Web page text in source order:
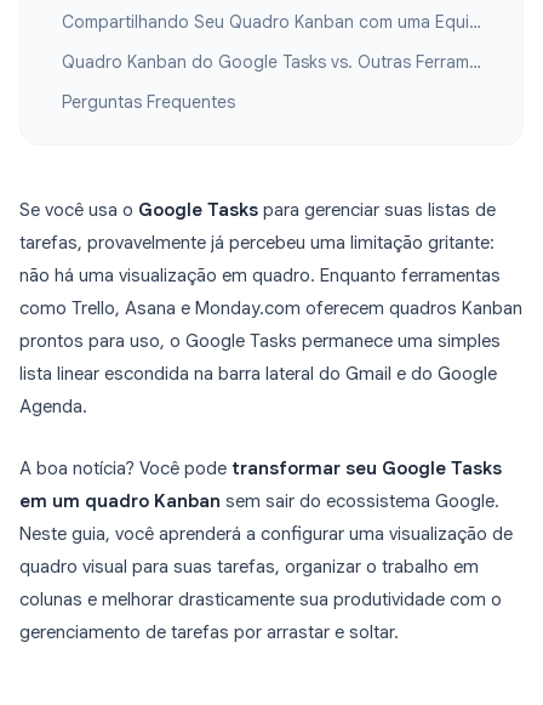
Compartilhando Seu Quadro Kanban com uma Equipe
Quadro Kanban do Google Tasks vs. Outras Ferramentas
Perguntas Frequentes
Se você usa o Google Tasks para gerenciar suas listas de
tarefas, provavelmente já percebeu uma limitação gritante:
não há uma visualização em quadro. Enquanto ferramentas
como Trello, Asana e Monday.com oferecem quadros Kanban
prontos para uso, o Google Tasks permanece uma simples
lista linear escondida na barra lateral do Gmail e do Google
Agenda.
A boa notícia? Você pode transformar seu Google Tasks
em um quadro Kanban sem sair do ecossistema Google.
Neste guia, você aprenderá a configurar uma visualização de
quadro visual para suas tarefas, organizar o trabalho em
colunas e melhorar drasticamente sua produtividade com o
gerenciamento de tarefas por arrastar e soltar.